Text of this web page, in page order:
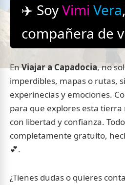
✈️ SoyVimi Vera
compañera de
EnViajar a Capadocia, no
imperdibles, mapas o rutas,
experinecias y emociones.
para que explores esta
con libertad y confianza.
completamente gratuito,
💕.
¿Tienes dudas o quieres